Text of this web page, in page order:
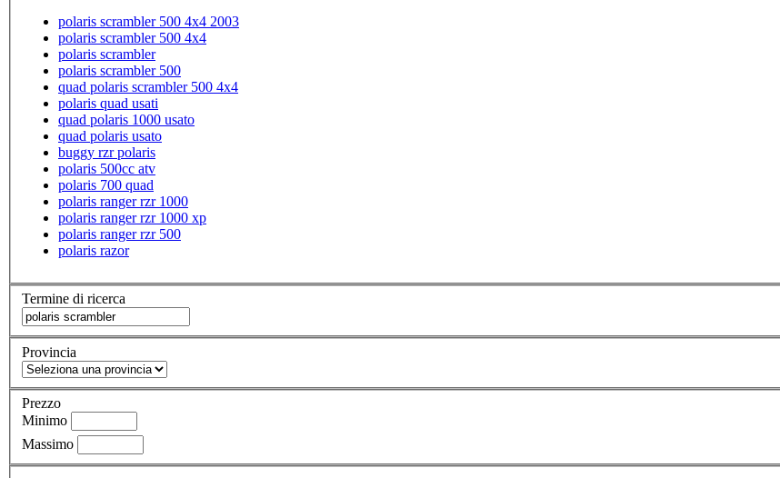
polaris scrambler 500 4x4 2003
polaris scrambler 500 4x4
polaris scrambler
polaris scrambler 500
quad polaris scrambler 500 4x4
polaris quad usati
quad polaris 1000 usato
quad polaris usato
buggy rzr polaris
polaris 500cc atv
polaris 700 quad
polaris ranger rzr 1000
polaris ranger rzr 1000 xp
polaris ranger rzr 500
polaris razor
Termine di ricerca
Provincia
Prezzo
Minimo
Massimo